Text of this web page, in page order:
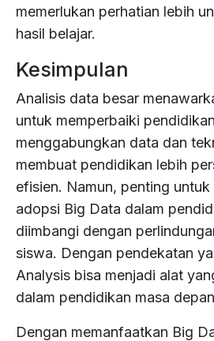
memerlukan perhatian lebih
hasil belajar.
Kesimpulan
Analisis data besar
untuk memperbaiki
menggabungkan data dan
membuat pendidikan lebih
efisien. Namun, penting
adopsi Big Data dalam
diimbangi dengan
siswa. Dengan pendekatan
Analysis bisa menjadi alat
dalam pendidikan masa
Dengan memanfaatkan Big